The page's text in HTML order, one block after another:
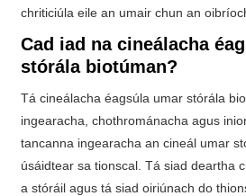
chriticiúla eile an umair chun an
Cad iad na cineálacha
stórála biotúman?
Tá cineálacha éagsúla umar stórála
ingearacha, chothrománacha agus
tancanna ingearacha an cineál umar
úsáidtear sa tionscal. Tá siad deartha
a stóráil agus tá siad oiriúnach do